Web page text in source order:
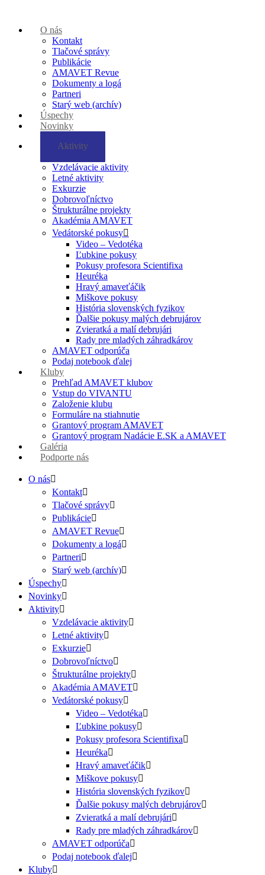
O nás
Kontakt
Tlačové správy
Publikácie
AMAVET Revue
Dokumenty a logá
Partneri
Starý web (archív)
Úspechy
Novinky
Aktivity
Vzdelávacie aktivity
Letné aktivity
Exkurzie
Dobrovoľníctvo
Štrukturálne projekty
Akadémia AMAVET
Vedátorské pokusy
Video – Vedotéka
Ľubkine pokusy
Pokusy profesora Scientifixa
Heuréka
Hravý amaveťáčik
Miškove pokusy
História slovenských fyzikov
Ďalšie pokusy malých debrujárov
Zvieratká a malí debrujári
Rady pre mladých záhradkárov
AMAVET odporúča
Podaj notebook ďalej
Kluby
Prehľad AMAVET klubov
Vstup do VIVANTU
Založenie klubu
Formuláre na stiahnutie
Grantový program AMAVET
Grantový program Nadácie E.SK a AMAVET
Galéria
Podporte nás
O nás
Kontakt
Tlačové správy
Publikácie
AMAVET Revue
Dokumenty a logá
Partneri
Starý web (archív)
Úspechy
Novinky
Aktivity
Vzdelávacie aktivity
Letné aktivity
Exkurzie
Dobrovoľníctvo
Štrukturálne projekty
Akadémia AMAVET
Vedátorské pokusy
Video – Vedotéka
Ľubkine pokusy
Pokusy profesora Scientifixa
Heuréka
Hravý amaveťáčik
Miškove pokusy
História slovenských fyzikov
Ďalšie pokusy malých debrujárov
Zvieratká a malí debrujári
Rady pre mladých záhradkárov
AMAVET odporúča
Podaj notebook ďalej
Kluby